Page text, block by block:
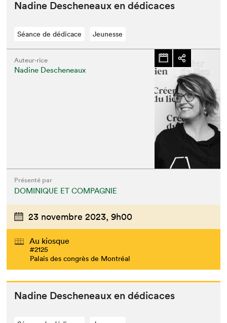
Nadine Desch­e­neaux en dédicaces
Séance de dédicace Jeunesse
Auteur·rice
Nadine Descheneaux
Présenté par
DOMINIQUE ET COMPAGNIE
23 novembre 2023, 9h00
Au kiosque
#2125
Palais des congrès de Montréal
Nadine Desch­e­neaux en dédicaces